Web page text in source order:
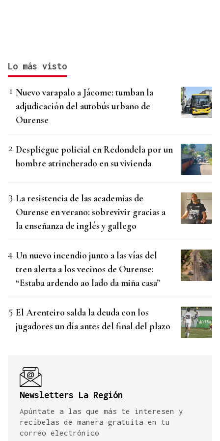
Lo más visto
Nuevo varapalo a Jácome: tumban la
adjudicación del autobús urbano de
Ourense
Despliegue policial en Redondela por un
hombre atrincherado en su vivienda
La resistencia de las academias de
Ourense en verano: sobrevivir gracias a
la enseñanza de inglés y gallego
Un nuevo incendio junto a las vías del
tren alerta a los vecinos de Ourense:
“Estaba ardendo ao lado da miña casa”
El Arenteiro salda la deuda con los
jugadores un día antes del final del plazo
Newsletters La Región
Apúntate a las que más te interesen y
recíbelas de manera gratuita en tu
correo electrónico